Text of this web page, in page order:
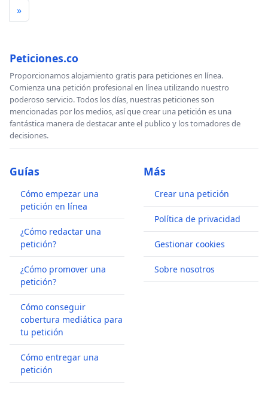
»
Peticiones.co
Proporcionamos alojamiento gratis para peticiones en línea.
Comienza una petición profesional en línea utilizando nuestro
poderoso servicio. Todos los días, nuestras peticiones son
mencionadas por los medios, así que crear una petición es una
fantástica manera de destacar ante el publico y los tomadores de
decisiones.
Guías
Cómo empezar una
petición en línea
¿Cómo redactar una
petición?
¿Cómo promover una
petición?
Cómo conseguir
cobertura mediática para
tu petición
Cómo entregar una
petición
Más
Crear una petición
Política de privacidad
Gestionar cookies
Sobre nosotros